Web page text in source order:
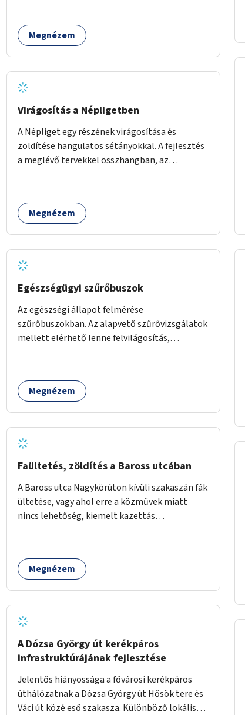
Megnézem
Virágosítás a Népligetben
A Népliget egy részének virágosítása és
zöldítése hangulatos sétányokkal. A fejlesztés
a meglévő tervekkel összhangban, az
Megnézem
Egészségügyi szűrőbuszok
Az egészségi állapot felmérése
szűrőbuszokban. Az alapvető szűrővizsgálatok
mellett elérhető lenne felvilágosítás,
szenvedélybetegek támogatása.
Megnézem
Faültetés, zöldítés a Baross utcában
A Baross utca Nagykörúton kívüli szakaszán fák
ültetése, vagy ahol erre a közművek miatt
nincs lehetőség, kiemelt kazettás
Megnézem
A Dózsa György út kerékpáros
infrastruktúrájának fejlesztése
Jelentős hiányossága a fővárosi kerékpáros
úthálózatnak a Dózsa György út Hősök tere és
Váci út közé eső szakasza. Különböző lokális